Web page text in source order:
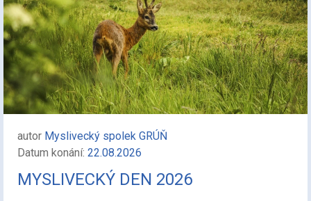
autor Myslivecký spolek GRÚŇ
Datum konání: 22.08.2026
MYSLIVECKÝ DEN 2026